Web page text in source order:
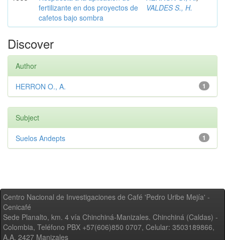
fertilizante en dos proyectos de
cafetos bajo sombra
VALDES S., H.
Discover
Author
1
HERRON O., A.
Subject
1
Suelos Andepts
Centro Nacional de Investigaciones de Café 'Pedro Uribe Mejía' -
Cenicafé
Sede Planalto, km. 4 vía Chinchiná-Manizales. Chinchiná (Caldas) -
Colombia, Teléfono PBX +57(606)850 0707, Celular: 3503189866,
A.A. 2427 Manizales